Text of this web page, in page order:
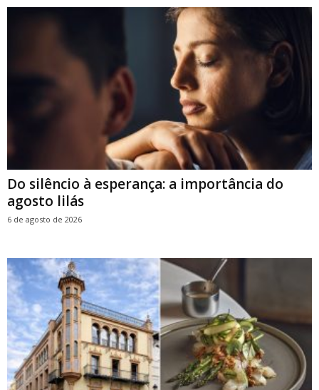
Do silêncio à esperança: a importância do
agosto lilás
6 de agosto de 2026